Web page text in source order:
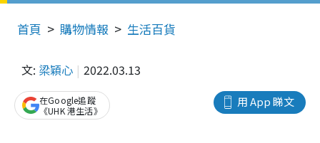
首頁 購物情報 生活百貨
文: 梁穎心 2022.03.13
用 App 睇文
在Google追蹤
《UHK 港生活》